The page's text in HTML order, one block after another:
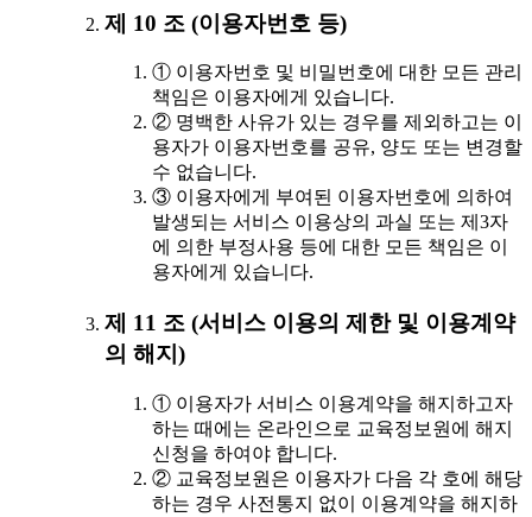
제 10 조 (이용자번호 등)
① 이용자번호 및 비밀번호에 대한 모든 관리
책임은 이용자에게 있습니다.
② 명백한 사유가 있는 경우를 제외하고는 이
용자가 이용자번호를 공유, 양도 또는 변경할
수 없습니다.
③ 이용자에게 부여된 이용자번호에 의하여
발생되는 서비스 이용상의 과실 또는 제3자
에 의한 부정사용 등에 대한 모든 책임은 이
용자에게 있습니다.
제 11 조 (서비스 이용의 제한 및 이용계약
의 해지)
① 이용자가 서비스 이용계약을 해지하고자
하는 때에는 온라인으로 교육정보원에 해지
신청을 하여야 합니다.
② 교육정보원은 이용자가 다음 각 호에 해당
하는 경우 사전통지 없이 이용계약을 해지하